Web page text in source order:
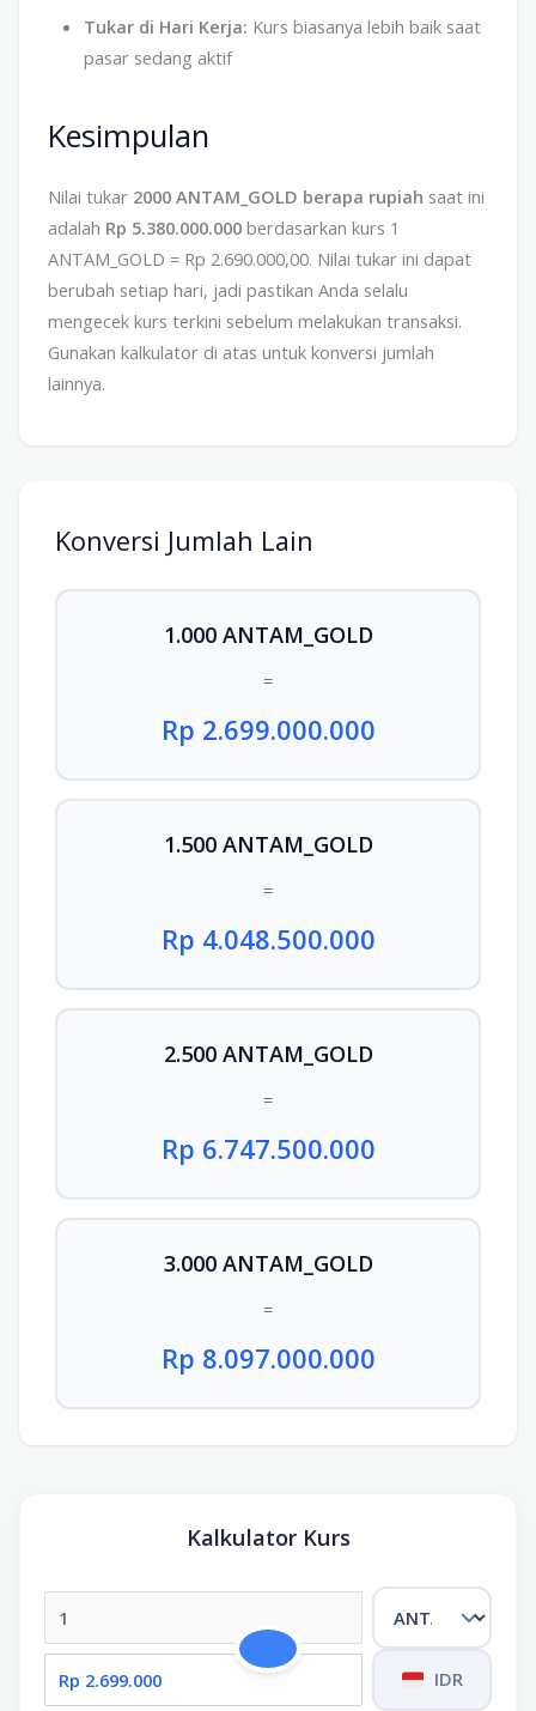
Tukar di Hari Kerja: Kurs biasanya lebih baik saat
pasar sedang aktif
Kesimpulan
Nilai tukar 2000 ANTAM_GOLD berapa rupiah saat ini
adalah Rp 5.380.000.000berdasarkan kurs 1
ANTAM_GOLD = Rp 2.690.000,00. Nilai tukar ini dapat
berubah setiap hari, jadi pastikan Anda selalu
mengecek kurs terkini sebelum melakukan transaksi.
Gunakan kalkulator di atas untuk konversi jumlah
lainnya.
Konversi Jumlah Lain
1.000 ANTAM_GOLD
=
Rp 2.699.000.000
1.500 ANTAM_GOLD
=
Rp 4.048.500.000
2.500 ANTAM_GOLD
=
Rp 6.747.500.000
3.000 ANTAM_GOLD
=
Rp 8.097.000.000
Kalkulator Kurs
IDR